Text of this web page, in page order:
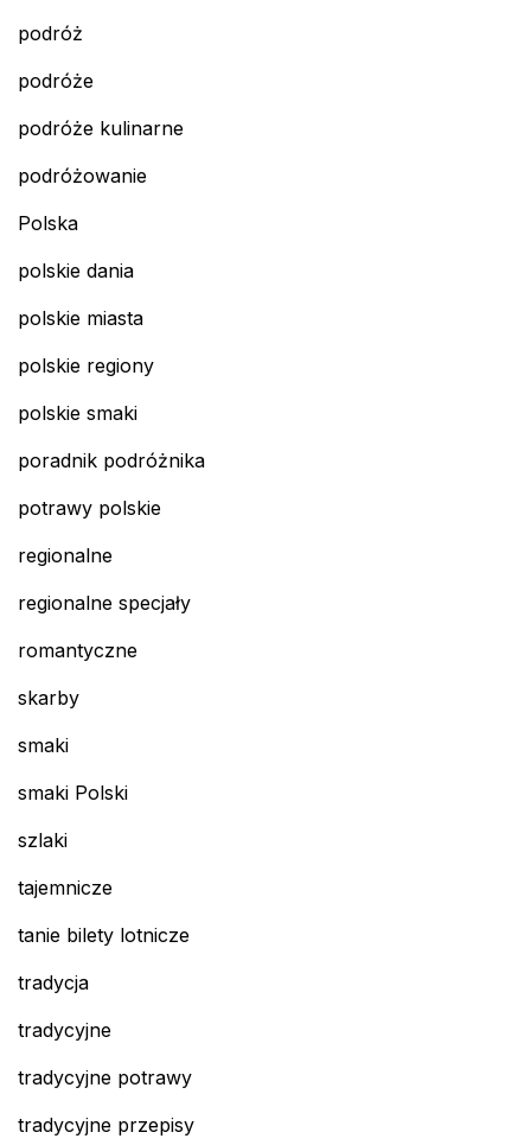
podróż
podróże
podróże kulinarne
podróżowanie
Polska
polskie dania
polskie miasta
polskie regiony
polskie smaki
poradnik podróżnika
potrawy polskie
regionalne
regionalne specjały
romantyczne
skarby
smaki
smaki Polski
szlaki
tajemnicze
tanie bilety lotnicze
tradycja
tradycyjne
tradycyjne potrawy
tradycyjne przepisy